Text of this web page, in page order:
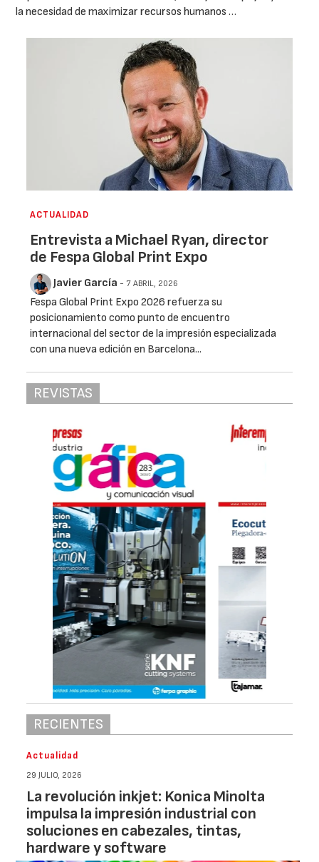
la necesidad de maximizar recursos humanos …
ACTUALIDAD
Entrevista a Michael Ryan, director
de Fespa Global Print Expo
Javier García - 7 ABRIL, 2026
Fespa Global Print Expo 2026 refuerza su
posicionamiento como punto de encuentro
internacional del sector de la impresión especializada
con una nueva edición en Barcelona...
REVISTAS
RECIENTES
Actualidad
29 JULIO, 2026
La revolución inkjet: Konica Minolta
impulsa la impresión industrial con
soluciones en cabezales, tintas,
hardware y software